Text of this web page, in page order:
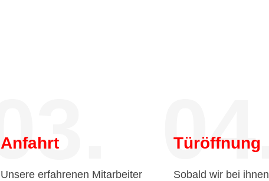
03.
Anfahrt
Unsere erfahrenen Mitarbeiter
04.
Türöffnung
Sobald wir bei ihnen